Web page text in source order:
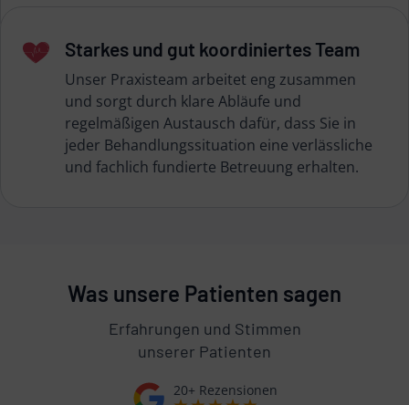
Starkes und gut koordiniertes Team
Unser Praxisteam arbeitet eng zusammen
und sorgt durch klare Abläufe und
regelmäßigen Austausch dafür, dass Sie in
jeder Behandlungssituation eine verlässliche
und fachlich fundierte Betreuung erhalten.
Was unsere Patienten sagen
Erfahrungen und Stimmen
unserer Patienten
20+ Rezensionen